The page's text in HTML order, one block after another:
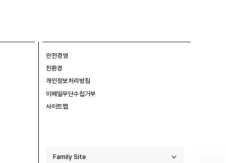
안전경영
친환경
개인정보처리방침
이메일무단수집거부
사이트맵
Family Site